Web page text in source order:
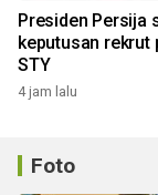
Presiden Persija
keputusan rekrut
STY
4 jam lalu
Foto